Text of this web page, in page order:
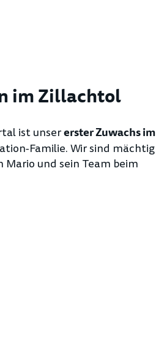
im Zillachtol
ist unsererster Zuwachs im
Familie. Wir sind mächtig
und sein Team beim